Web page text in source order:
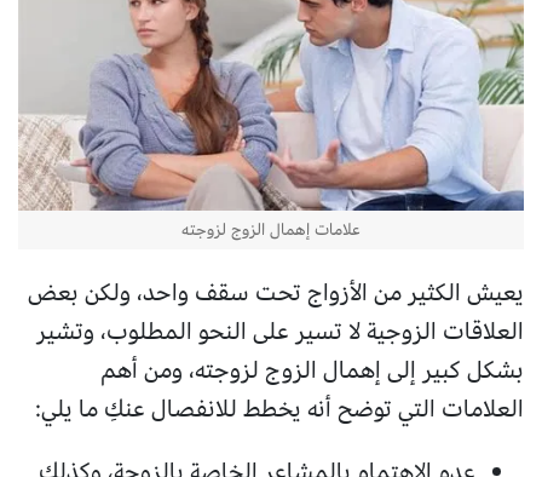
علامات إهمال الزوج لزوجته
يعيش الكثير من الأزواج تحت سقف واحد، ولكن بعض
العلاقات الزوجية لا تسير على النحو المطلوب، وتشير
بشكل كبير إلى إهمال الزوج لزوجته، ومن أهم
العلامات التي توضح أنه يخطط للانفصال عنكِ ما يلي: